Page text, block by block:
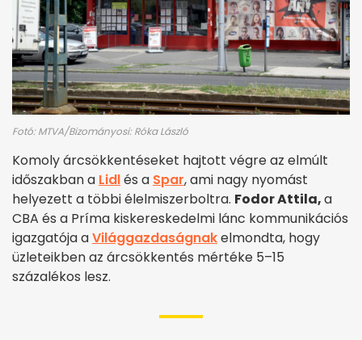
Fotó: MTVA/Bizományosi: Róka László
Komoly árcsökkentéseket hajtott végre az elmúlt
időszakban a Lidlés a Spar, ami nagy nyomást
helyezett a többi élelmiszerboltra. Fodor Attila,a
CBA és a Príma kiskereskedelmi lánc kommunikációs
igazgatója aVilággazdaságnakelmondta, hogy
üzleteikben az árcsökkentés mértéke 5–15
százalékos lesz.